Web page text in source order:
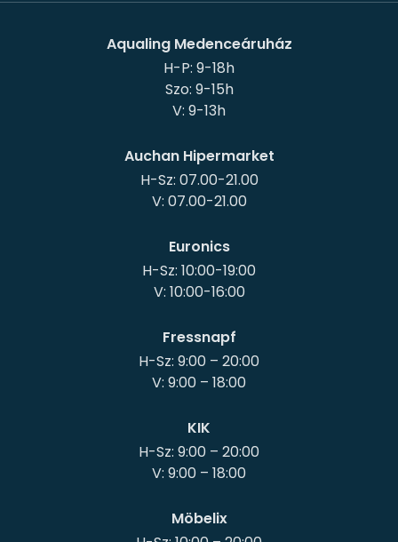
Aqualing Medenceáruház
H-P: 9-18h
Szo: 9-15h
Auchan Hipermarket
H-Sz: 07.00-21.00
V: 07.00-21.00
Euronics
H-Sz: 10:00-19:00
V: 10:00-16:00
Fressnapf
H-Sz: 9:00 – 20:00
KIK
H-Sz: 9:00 – 20:00
Möbelix